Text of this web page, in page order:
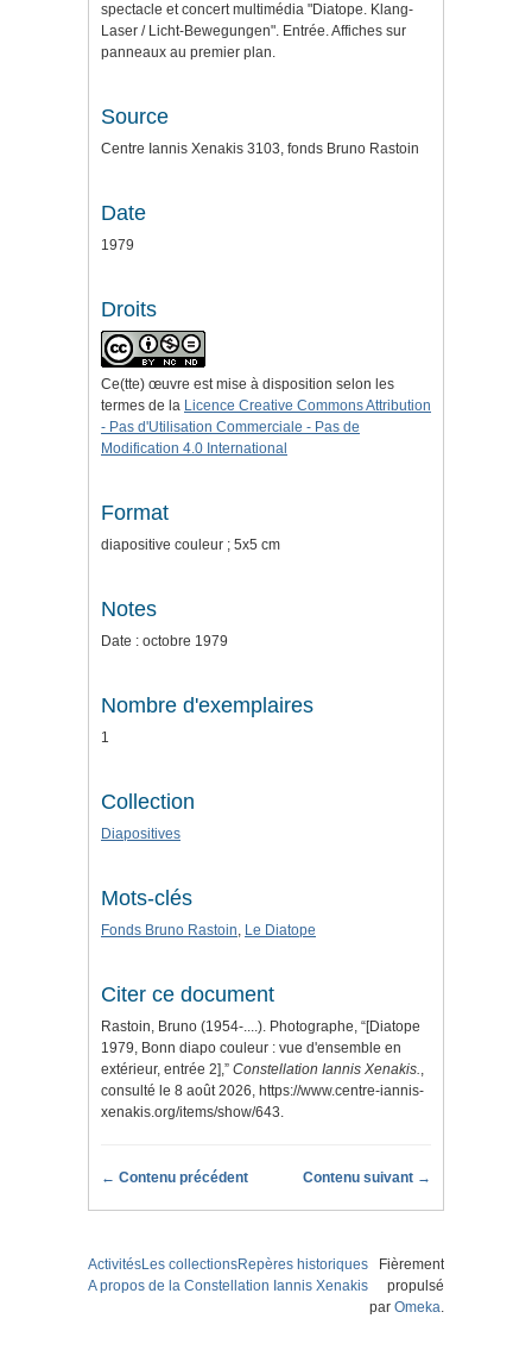
spectacle et concert multimédia "Diatope. Klang-
Laser / Licht-Bewegungen". Entrée. Affiches sur
panneaux au premier plan.
Source
Centre Iannis Xenakis 3103, fonds Bruno Rastoin
Date
1979
Droits
Ce(tte) œuvre est mise à disposition selon les
termes de la Licence Creative Commons Attribution
- Pas d'Utilisation Commerciale - Pas de
Modification 4.0 International
Format
diapositive couleur ; 5x5 cm
Notes
Date : octobre 1979
Nombre d'exemplaires
1
Collection
Diapositives
Mots-clés
Fonds Bruno Rastoin, Le Diatope
Citer ce document
Rastoin, Bruno (1954-....). Photographe, “[Diatope
1979, Bonn diapo couleur : vue d'ensemble en
extérieur, entrée 2],” Constellation Iannis Xenakis.,
consulté le 8 août 2026, https://www.centre-iannis-
xenakis.org/items/show/643.
← Contenu précédent Contenu suivant →
ActivitésLes collectionsRepères historiques
A propos de la Constellation Iannis Xenakis
Fièrement
propulsé
par Omeka.